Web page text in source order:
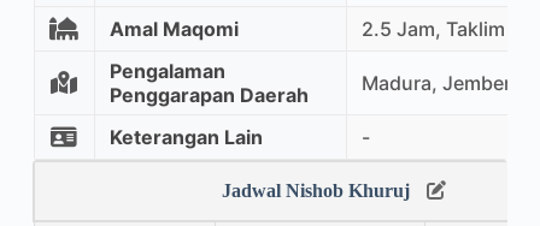
Amal Maqomi
2.5 Jam, Taklim
Pengalaman
Penggarapan Daerah
Madura, Jember,
Keterangan Lain -
Jadwal Nishob Khuruj